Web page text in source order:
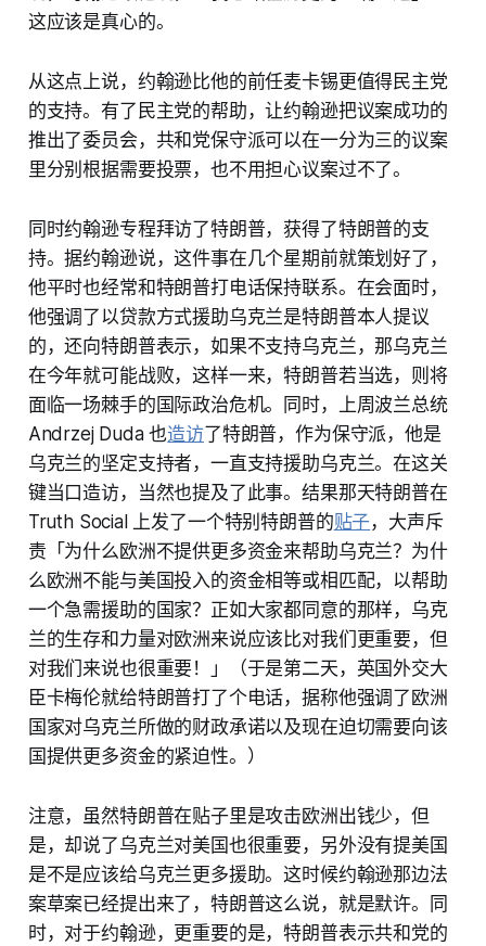
这应该是真心的。
从这点上说，约翰逊比他的前任麦卡锡更值得民主党
的支持。有了民主党的帮助，让约翰逊把议案成功的
推出了委员会，共和党保守派可以在一分为三的议案
里分别根据需要投票，也不用担心议案过不了。
同时约翰逊专程拜访了特朗普，获得了特朗普的支
持。据约翰逊说，这件事在几个星期前就策划好了，
他平时也经常和特朗普打电话保持联系。在会面时，
他强调了以贷款方式援助乌克兰是特朗普本人提议
的，还向特朗普表示，如果不支持乌克兰，那乌克兰
在今年就可能战败，这样一来，特朗普若当选，则将
面临一场棘手的国际政治危机。同时，上周波兰总统
Andrzej Duda 也造访了特朗普，作为保守派，他是
乌克兰的坚定支持者，一直支持援助乌克兰。在这关
键当口造访，当然也提及了此事。结果那天特朗普在
Truth Social 上发了一个特别特朗普的贴子，大声斥
责「为什么欧洲不提供更多资金来帮助乌克兰？为什
么欧洲不能与美国投入的资金相等或相匹配，以帮助
一个急需援助的国家？正如大家都同意的那样，乌克
兰的生存和力量对欧洲来说应该比对我们更重要，但
对我们来说也很重要！」（于是第二天，英国外交大
臣卡梅伦就给特朗普打了个电话，据称他强调了欧洲
国家对乌克兰所做的财政承诺以及现在迫切需要向该
国提供更多资金的紧迫性。）
注意，虽然特朗普在贴子里是攻击欧洲出钱少，但
是，却说了乌克兰对美国也很重要，另外没有提美国
是不是应该给乌克兰更多援助。这时候约翰逊那边法
案草案已经提出来了，特朗普这么说，就是默许。同
时，对于约翰逊，更重要的是，特朗普表示共和党的